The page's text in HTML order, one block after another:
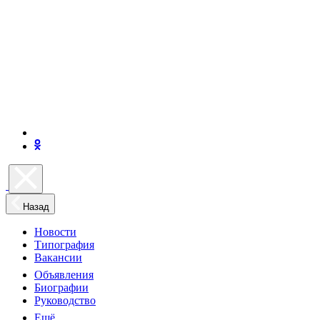
Назад
Новости
Типография
Вакансии
Объявления
Биографии
Руководство
Ещё